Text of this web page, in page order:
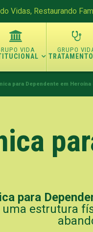
Vidas, Restaurando
para Dependente em Heroína
para
estrutura